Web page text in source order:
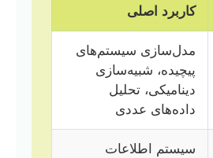
کاربرد اصلی
مدل‌سازی سیستم‌های
پیچیده، شبیه‌سازی
دینامیکی، تحلیل
داده‌های عددی
سیستم اطلاعات